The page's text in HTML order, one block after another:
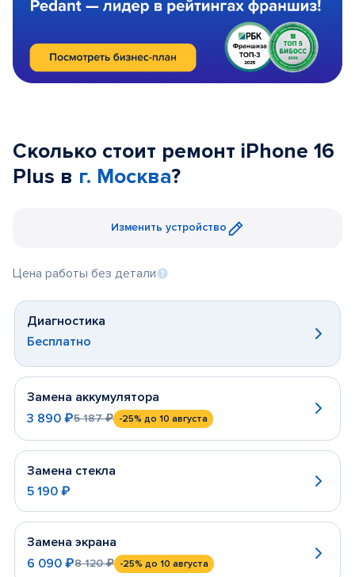
Сколько стоит ремонт iPhone 16
Plus в г. Москва?
Изменить устройство
Цена работы без детали
Диагностика
Бесплатно
Замена аккумулятора
3 890 ₽5 187 ₽ -25% до 10 августа
Замена стекла
5 190 ₽
Замена экрана
6 090 ₽8 120 ₽ -25% до 10 августа